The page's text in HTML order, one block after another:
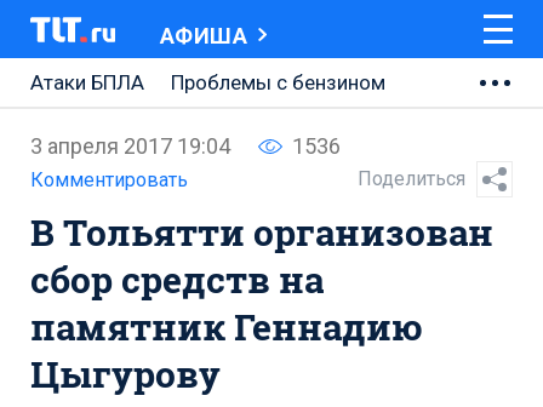
АФИША
Атаки БПЛА
Проблемы с бензином
Ремонт Центральной площади
Ремонт Обводного шоссе
Набережная Тольятти
Неделя Тольятти
3 апреля 2017 19:04 1536
Комментировать Поделиться
В Тольятти организован
сбор средств на
памятник Геннадию
Цыгурову